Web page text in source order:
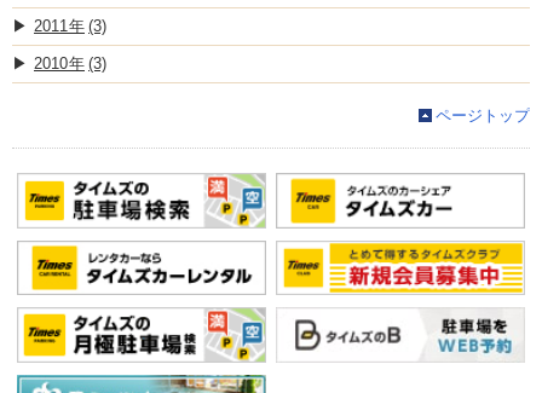
2011 (3)
2010 (3)
ページトップ